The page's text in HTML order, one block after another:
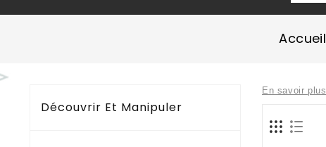
Accueil
Découvrir Et Manipuler
En savoir plus